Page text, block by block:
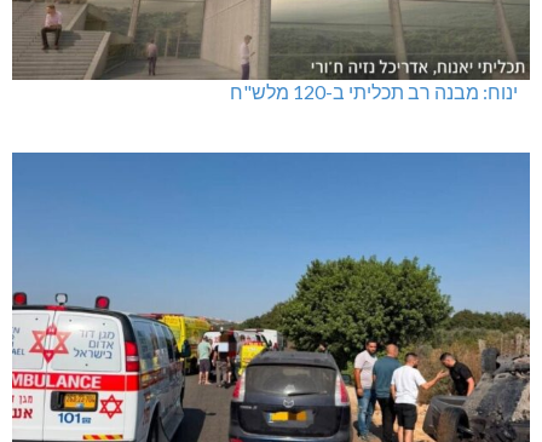
ינוח: מבנה רב תכליתי ב-120 מלש"ח